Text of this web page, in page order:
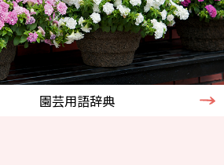
園芸用語辞典